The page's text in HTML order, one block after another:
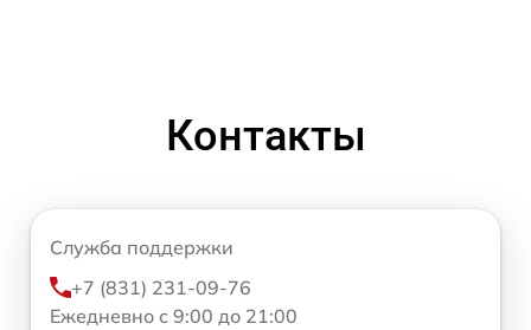
Контакты
Служба поддержки
+7 (831) 231-09-76
Ежедневно с 9:00 до 21:00